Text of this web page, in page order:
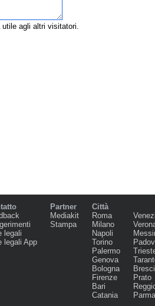
agli altri visitatori.
legali
legali App
Partner
Mediakit
Stampa
Città
Roma
Milano
Napoli
Torino
Palermo
Genova
Bologna
Firenze
Bari
Catania
Prato
Parma